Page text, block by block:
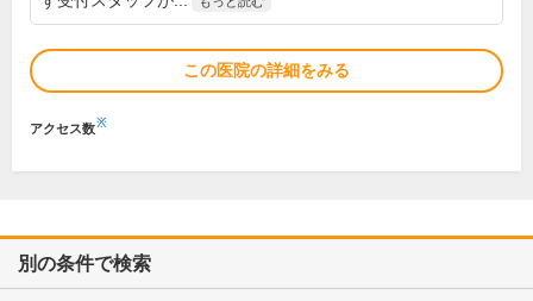
この医院の詳細をみる
アクセス数※
別の条件で検索